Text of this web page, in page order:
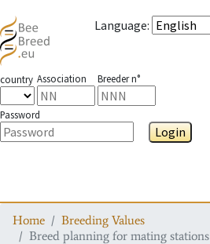
Language:
country Association Breeder n°
Password
Login
Home
Breeding Values
Breed planning for mating stations